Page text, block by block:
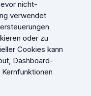
nicht-
verwendet
oder zu
Cookies kann
Dashboard-